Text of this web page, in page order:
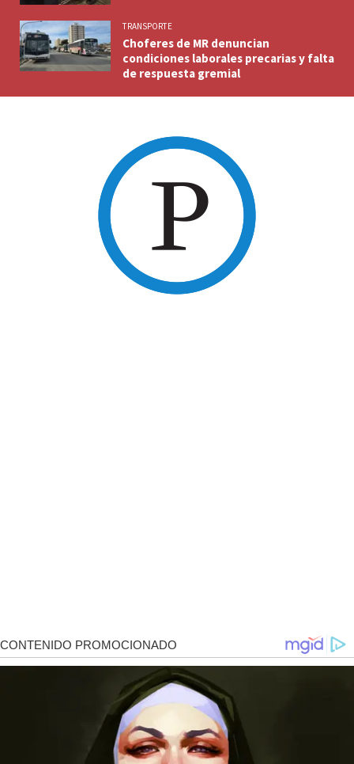
TRANSPORTE
Choferes de MR denuncian
condiciones laborales precarias y falta
de respuesta gremial